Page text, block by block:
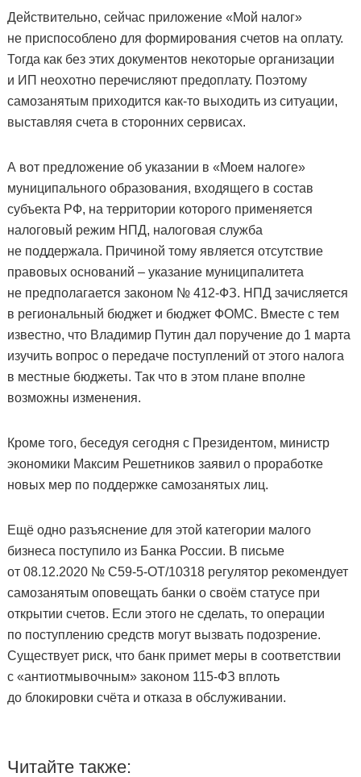
Действительно, сейчас приложение «Мой налог»
не приспособлено для формирования счетов на оплату.
Тогда как без этих документов некоторые организации
и ИП неохотно перечисляют предоплату. Поэтому
самозанятым приходится как-то выходить из ситуации,
выставляя счета в сторонних сервисах.
А вот предложение об указании в «Моем налоге»
муниципального образования, входящего в состав
субъекта РФ, на территории которого применяется
налоговый режим НПД, налоговая служба
не поддержала. Причиной тому является отсутствие
правовых оснований – указание муниципалитета
не предполагается законом № 412-ФЗ. НПД зачисляется
в региональный бюджет и бюджет ФОМС. Вместе с тем
известно, что Владимир Путин дал поручение до 1 марта
изучить вопрос о передаче поступлений от этого налога
в местные бюджеты. Так что в этом плане вполне
возможны изменения.
Кроме того, беседуя сегодня с Президентом, министр
экономики Максим Решетников заявил о проработке
новых мер по поддержке самозанятых лиц.
Ещё одно разъяснение для этой категории малого
бизнеса поступило из Банка России. В письме
от 08.12.2020 № С59-5-ОТ/10318 регулятор рекомендует
самозанятым оповещать банки о своём статусе при
открытии счетов. Если этого не сделать, то операции
по поступлению средств могут вызвать подозрение.
Существует риск, что банк примет меры в соответствии
с «антиотмывочным» законом 115-ФЗ вплоть
до блокировки счёта и отказа в обслуживании.
Читайте также: